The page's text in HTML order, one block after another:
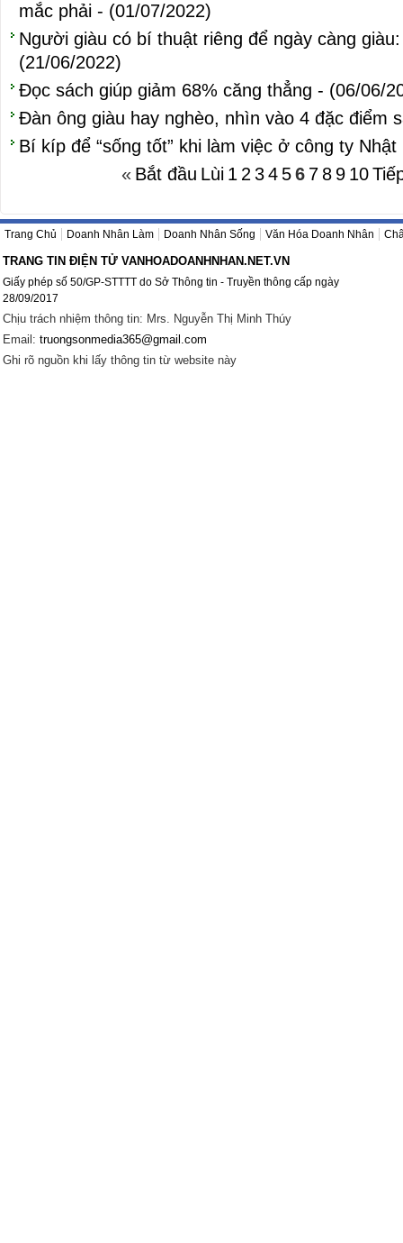
mắc phải - (01/07/2022)
Người giàu có bí thuật riêng để ngày càng
(21/06/2022)
Đọc sách giúp giảm 68% căng thẳng - (06/06/
Đàn ông giàu hay nghèo, nhìn vào 4 đặc điểm
Bí kíp để “sống tốt” khi làm việc ở công ty
« Bắt đầu Lùi 1 2 34 56 7 8 9 10
Trang Chủ Doanh Nhân Làm Doanh Nhân Sống Văn Hóa Doanh Nhân
TRANG TIN ĐIỆN TỬ VANHOADOANHNHAN.NET.VN
Giấy phép số 50/GP-STTTT do Sở Thông tin - Truyền thông cấp ngày
28/09/2017
Chịu trách nhiệm thông tin: Mrs. Nguyễn Thị Minh Thúy
Email: truongsonmedia365@gmail.com
Ghi rõ nguồn khi lấy thông tin từ website này